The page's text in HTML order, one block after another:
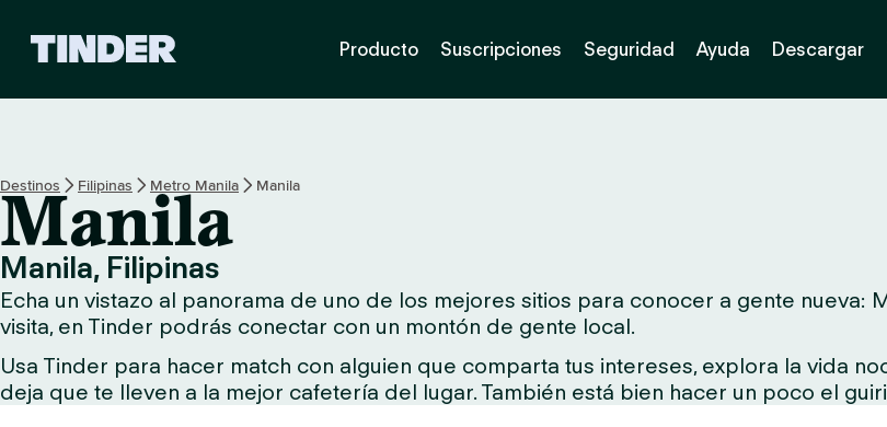
I
i
o
Producto Suscripciones Seguridad Ayuda Descargar
Destinos Filipinas Metro Manila Manila
Manila
Manila, Filipinas
Echa un vistazo al panorama de uno de los mejores sitios para conocer a gente nueva:
visita, en Tinder podrás conectar con un montón de gente local.
Usa Tinder para hacer match con alguien que comparta tus intereses, explora la vida
deja que te lleven a la mejor cafetería del lugar. También está bien hacer un poco el